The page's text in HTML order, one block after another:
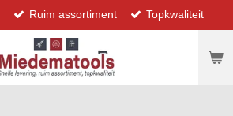
Ruim assortiment Topkwaliteit